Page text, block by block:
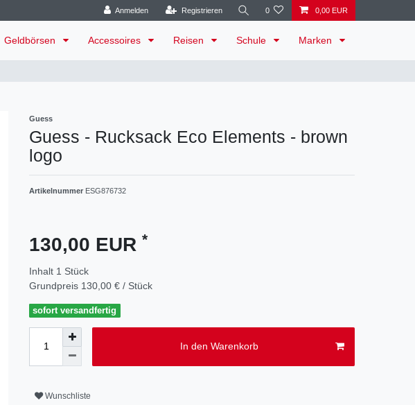
Anmelden Registrieren 0 0,00 EUR
Geldbörsen Accessoires Reisen Schule Marken
Guess
Guess - Rucksack Eco Elements - brown
logo
Artikelnummer ESG876732
130,00 EUR *
Inhalt 1 Stück
Grundpreis 130,00 € / Stück
sofort versandfertig
In den Warenkorb
Wunschliste